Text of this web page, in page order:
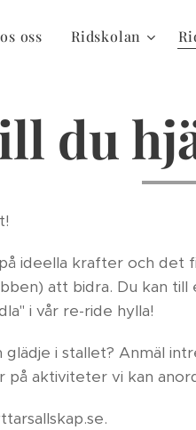
oss Ridskolan
du
ideella krafter och det
att bidra. Du kan
i vår re-ride hylla!
i stallet? Anmäl
aktiviteter vi kan